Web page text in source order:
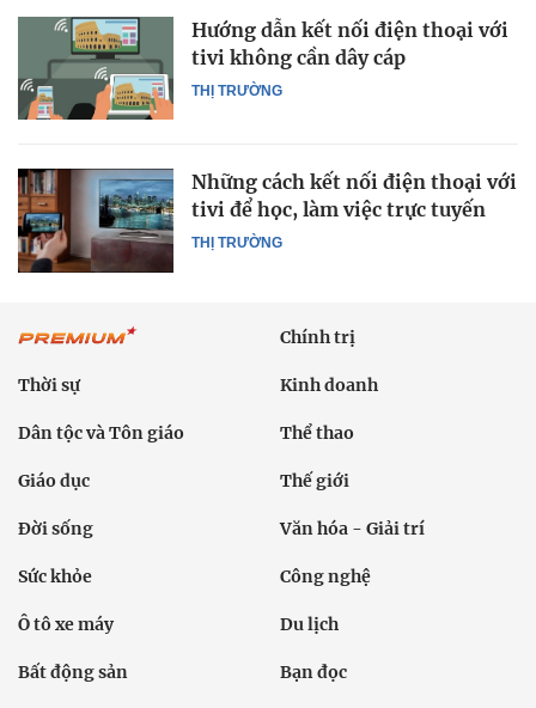
THỊ TRƯỜNG
Hướng dẫn kết nối điện thoại với
tivi không cần dây cáp
THỊ TRƯỜNG
Những cách kết nối điện thoại với
tivi để học, làm việc trực tuyến
Chính trị
Thời sự Kinh doanh
Dân tộc và Tôn giáo Thể thao
Giáo dục Thế giới
Đời sống Văn hóa - Giải trí
Sức khỏe Công nghệ
Ô tô xe máy Du lịch
Bất động sản Bạn đọc